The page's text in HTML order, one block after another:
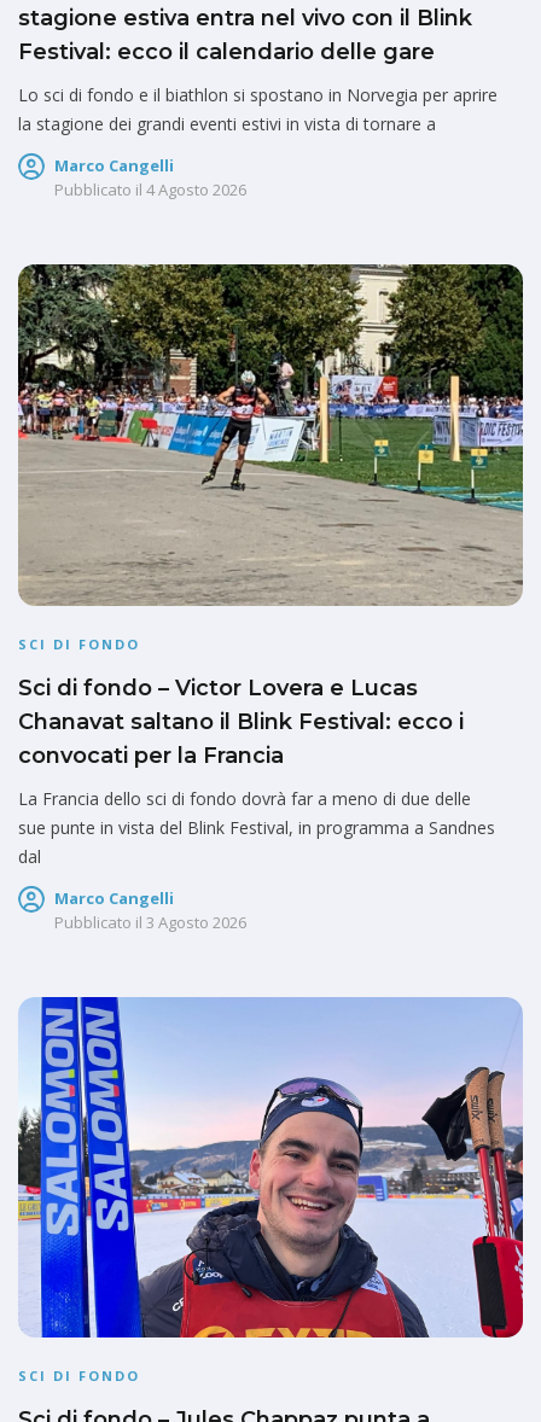
stagione estiva entra nel vivo con il Blink
Festival: ecco il calendario delle gare
Lo sci di fondo e il biathlon si spostano in Norvegia per aprire
la stagione dei grandi eventi estivi in vista di tornare a
Marco Cangelli
Pubblicato il 4 Agosto 2026
SCI DI FONDO
Sci di fondo – Victor Lovera e Lucas
Chanavat saltano il Blink Festival: ecco i
convocati per la Francia
La Francia dello sci di fondo dovrà far a meno di due delle
sue punte in vista del Blink Festival, in programma a Sandnes
dal
Marco Cangelli
Pubblicato il 3 Agosto 2026
SCI DI FONDO